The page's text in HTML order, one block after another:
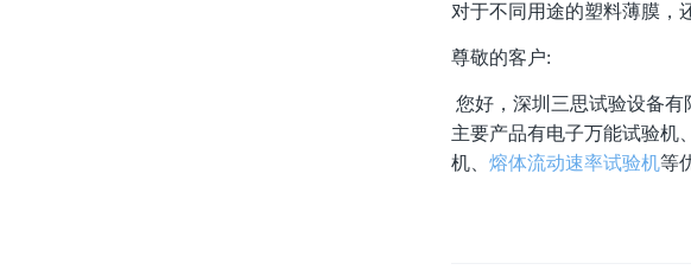
对于不同用途的塑料薄膜，
尊敬的客户:
您好，深圳三思试验设备
主要产品有电子万能试验机
机、 熔体流动速率试验机等